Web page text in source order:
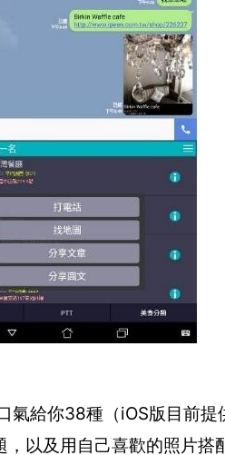
給你38種（iOS版目前提
以及用自己喜歡的照片搭